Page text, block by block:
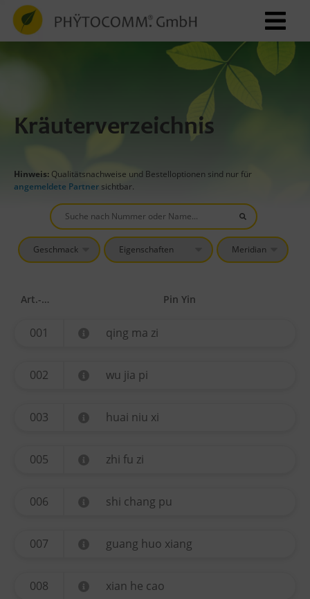
Kräuterverzeichnis
Hinweis: Qualitätsnachweise und Bestelloptionen sind nur für
angemeldete Partner sichtbar.
Art.-Nr. Pin Yin
001 qing ma zi
002 wu jia pi
003 huai niu xi
005 zhi fu zi
006 shi chang pu
007 guang huo xiang
008 xian he cao